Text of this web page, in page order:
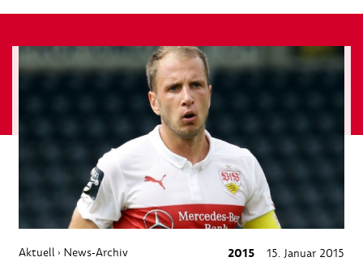
Aktuell › News-Archiv 2015 15. Januar 2015